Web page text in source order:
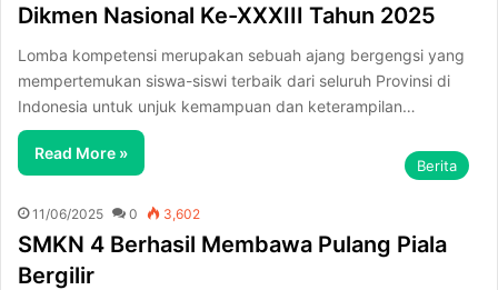
Dikmen Nasional Ke-XXXIII Tahun 2025
Lomba kompetensi merupakan sebuah ajang bergengsi yang
mempertemukan siswa-siswi terbaik dari seluruh Provinsi di
Indonesia untuk unjuk kemampuan dan keterampilan…
Read More »
Berita
11/06/2025 0 3,602
SMKN 4 Berhasil Membawa Pulang Piala
Bergilir